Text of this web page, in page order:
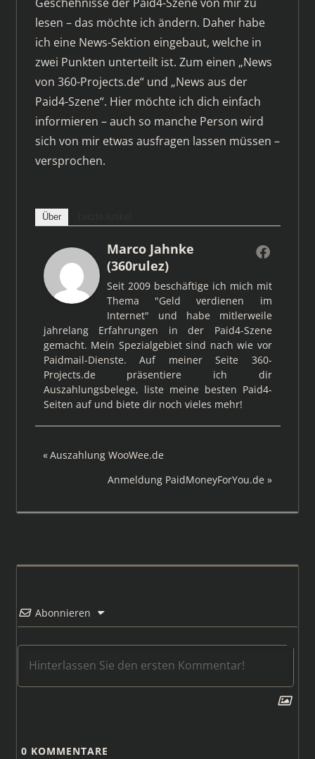
lesen – das möchte ich ändern. Daher habe
ich eine News-Sektion eingebaut, welche in
zwei Punkten unterteilt ist. Zum einen „News
von 360-Projects.de“ und „News aus der
Paid4-Szene“. Hier möchte ich dich einfach
informieren – auch so manche Person wird
sich von mir etwas ausfragen lassen müssen –
versprochen.
Über
Marco Jahnke
(360rulez)
Seit 2009 beschäftige ich mich mit
Thema "Geld verdienen im
Internet" und habe mitlerweile
jahrelang Erfahrungen in der Paid4-Szene
gemacht. Mein Spezialgebiet sind nach wie vor
Paidmail-Dienste. Auf meiner Seite 360-
Projects.de präsentiere ich dir
Auszahlungsbelege, liste meine besten Paid4-
Seiten auf und biete dir noch vieles mehr!
Beitragsnavigation
Vorheriger
Auszahlung WooWee.de
Nächster
Anmeldung PaidMoneyForYou.de
Abonnieren
0 KOMMENTARE